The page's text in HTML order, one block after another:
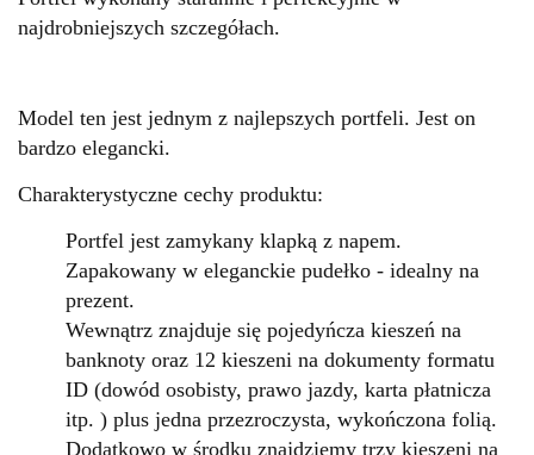
najdrobniejszych szczegółach.
Model ten jest jednym z najlepszych portfeli. Jest on
bardzo elegancki.
Charakterystyczne cechy produktu:
Portfel jest zamykany klapką z napem.
Zapakowany w eleganckie pudełko - idealny na
prezent.
Wewnątrz znajduje się pojedyńcza kieszeń na
banknoty oraz 12 kieszeni na dokumenty formatu
ID (dowód osobisty, prawo jazdy, karta płatnicza
itp. ) plus jedna przezroczysta, wykończona folią.
Dodatkowo w środku znajdziemy trzy kieszeni na